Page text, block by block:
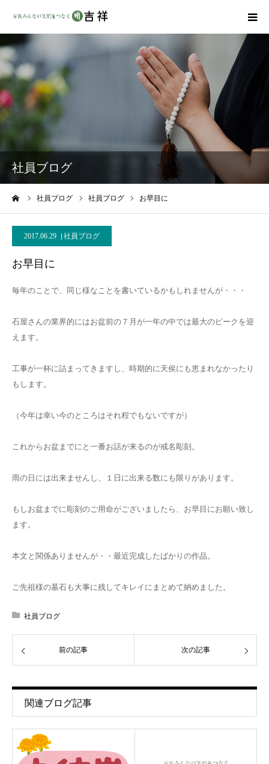
社員ブログ
社員ブログ 社員ブログ お早目に
2017.06.29 社員ブログ
お早目に
毎年のことで、同じ様なことを書いているかもしれませんが・・・
石屋さんの業界的にはお盆前の７月が一年の中では最大のピークを迎
えます。
工事が一杯に詰まってきますし、時期的に天侯にも恵まれなかったり
もします。
（今年は幸い今のところはそれ程でもないですが）
これからお盆までにと一番お話が来るのが戒名彫刻。
雨の日には出来ませんし、１日に出来る数にも限りがあります。
もしお盆までに彫刻のご用命がございましたら、お早目にお願い致し
ます。
本文と関係ありませんが・・最近完成したばかりの作品。
ご先祖様の墓石も大事に残してキレイにまとめて納めました。
社員ブログ
前の記事 次の記事
関連ブログ記事
商品ラインナップ
墓地・霊園を探す
吉祥の特徴